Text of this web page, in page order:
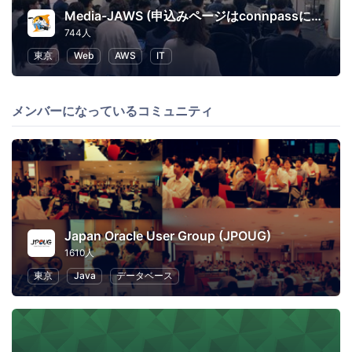
Media-JAWS (申込みページはconnpassに移行しました)
744人
東京
Web AWS IT
メンバーになっているコミュニティ
Japan Oracle User Group (JPOUG)
1610人
東京
Java データベース